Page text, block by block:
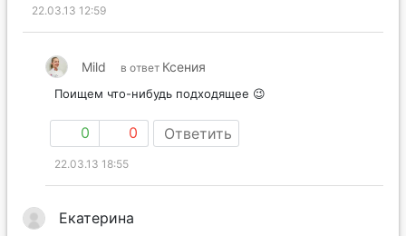
22.03.13 12:59
Mild в ответ Ксения
Поищем что-нибудь подходящее 😉
0 0 Ответить
22.03.13 18:55
Екатерина